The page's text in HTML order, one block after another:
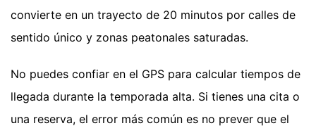
convierte en un trayecto de 20 minutos por calles de
sentido único y zonas peatonales saturadas.
No puedes confiar en el GPS para calcular tiempos de
llegada durante la temporada alta. Si tienes una cita o
una reserva, el error más común es no prever que el